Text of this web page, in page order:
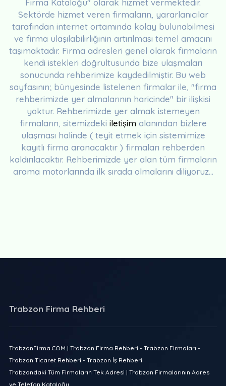
Firma Kataloğu" olarak hizmet vermektedir.
Sektörde hizmet veren firmaların, yararlanıcılar
tarafından internet ortamında kolay bulunabilmesi
ve firma ulaşılabilirliğinin artırılması temel amacını
taşımaktadır. Firma adresleri genel olarak firmaların
kendi istekleri doğrultusunda bize ulaşmaları
sonucunda rehberimize kaydedilmiştir. Bu web
sayfasının; bünyesinde listelenen firmalar ile, "firma
rehberimizde yer almalarının haricinde" bir ilişkisi
yoktur. Rehberimizde yer almak istemeyen
firmaların, sitemizdeki iletişim alanından bizlere
ulaşması halinde ( teyit etmek için sistemimize
kayıtlı firma aranacaktır ) firmaları rehberden
kaldırılacaktır. Rehberimizde yer alan tüm firmaların
arama motorlarında ilk sırada olmalarını diliyoruz...
Trabzon Firma Rehberi
TrabzonFirma.COM | Trabzon Firma Rehberi - Trabzon Firmaları -
Trabzon Ticaret Rehberi - Trabzon İş Rehberi
Trabzondaki Tüm Firmaların Tek Adresi | Trabzon Firmalarının Adres
ve Telefon Kataloğu